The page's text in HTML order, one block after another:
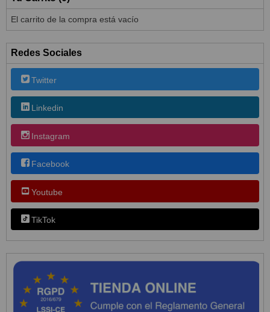
El carrito de la compra está vacío
Redes Sociales
Twitter
Linkedin
Instagram
Facebook
Youtube
TikTok